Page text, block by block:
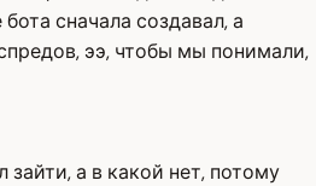
сначала создавал, а
ээ, чтобы мы понимали,
а в какой нет, потому